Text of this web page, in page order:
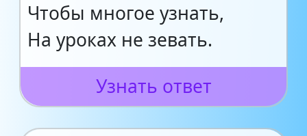
Чтобы многое узнать,
На уроках не зевать.
Узнать ответ